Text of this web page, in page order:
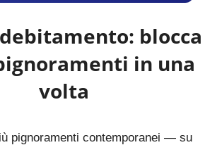
blocca
in una
volta
pignoramenti contemporanei — su